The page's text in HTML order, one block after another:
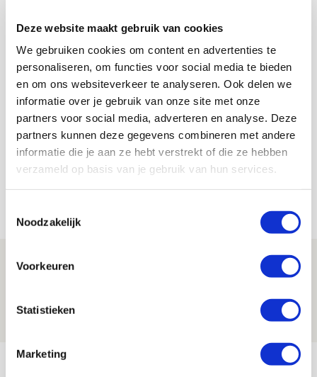
Deze website maakt gebruik van cookies
We gebruiken cookies om content en advertenties te
personaliseren, om functies voor social media te bieden
en om ons websiteverkeer te analyseren. Ook delen we
informatie over je gebruik van onze site met onze
partners voor social media, adverteren en analyse. Deze
partners kunnen deze gegevens combineren met andere
informatie die je aan ze hebt verstrekt of die ze hebben
verzameld op basis van je gebruik van hun services.
Noodzakelijk
Voorkeuren
Statistieken
Marketing
AANBEVOLEN
Van ’t Schip geeft blessure-
update en spreekt over rol Rulli
Floris Roos
Bekijk alle berichten van Floris Roos
Drie dingen die je moet weten over PEC
Míchels elf: met welke formatie begin